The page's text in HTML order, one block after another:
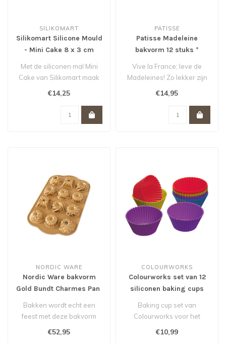
SILIKOMART
Silikomart Silicone Mould
- Mini Cake 8 x 3 cm
Met de siliconen mal Mini
Cake van Silikomart maak
je de heerlijkste mini
€14,25
PATISSE
Patisse Madeleine
bakvorm 12 stuks *
Vive la France; leve de
Madeleines! Zo lekker zijn
deze schelpvormige
€14,95
NORDIC WARE
Nordic Ware bakvorm
Gold Bundt Charmes Pan
Bakken wordt echt een
feest met deze bakvorm
€52,95
COLOURWORKS
Colourworks set van 12
siliconen baking cups
Baking cup set van
Colourworks voor het
€10,99